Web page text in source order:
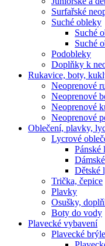
Surfařské
Suché obleky
Suché
Suché
Podobleky
Doplňky k
Rukavice, boty,
Neoprenové
Neoprenové
Neoprenové
Neoprenové
Oblečení, plavky,
Lycrové
Pánské
Dětské
Trička, čepice
Plavky
Osušky,
Boty do vody
Plavecké vybavení
Plavecké brýle